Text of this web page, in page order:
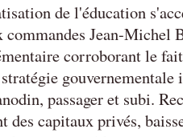
de l'éducation
commandes Jean-Michel
corroborant le
gouvernementale
passager et subi.
des capitaux privés,